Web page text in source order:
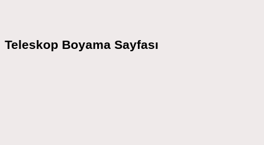
Teleskop Boyama Sayfası